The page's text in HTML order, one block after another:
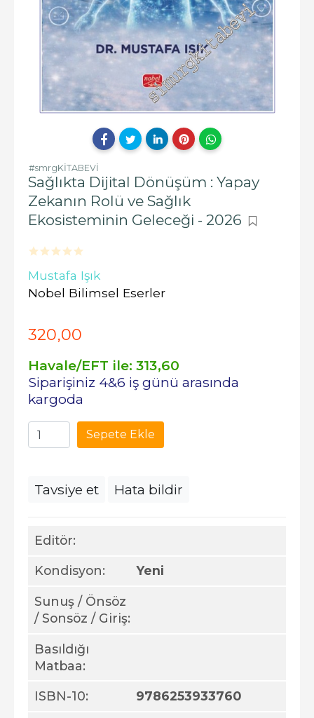
#smrgKİTABEVİ
Sağlıkta Dijital Dönüşüm : Yapay
Zekanın Rolü ve Sağlık
Ekosisteminin Geleceği - 2026
Mustafa Işık
Nobel Bilimsel Eserler
Editör:
Kondisyon: Yeni
Sunuş / Önsöz
/ Sonsöz / Giriş:
Basıldığı
Matbaa:
ISBN-10: 9786253933760
320,00
Havale/EFT ile: 313,60
Siparişiniz 4&6 iş günü arasında
kargoda
Sepete Ekle
Tavsiye et Hata bildir